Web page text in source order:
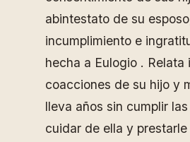
abintestato de su
incumplimiento e
hecha a Eulogio . Relata
coacciones de su hijo y
lleva años sin cumplir
cuidar de ella y prestarle